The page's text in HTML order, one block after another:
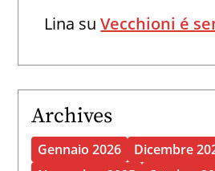
Lina suVecchioni é
Archives
Gennaio 2026
Dicembre